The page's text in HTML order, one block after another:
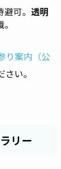
可。 透明
り案内（公
い。
リー